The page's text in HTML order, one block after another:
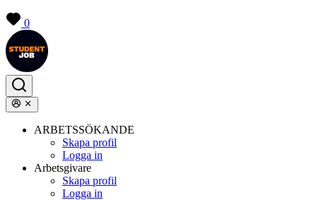
0
ARBETSSÖKANDE
Skapa profil
Logga in
Arbetsgivare
Skapa profil
Logga in